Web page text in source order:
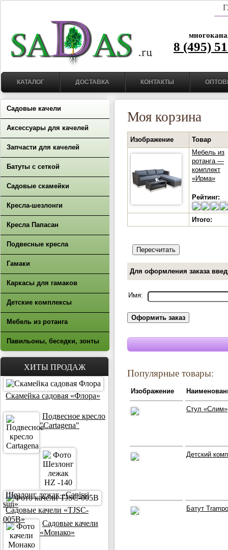
8 (495)
КАТАЛОГ ДОСТАВКА КОНТАКТЫ
Садовые качели
Аксессуары для качелей
Запчасти для качелей
Батуты с сеткой
Садовые скамейки
Кресла-шезлонги
Кресла Папасан
Подвесные кресла
Гамаки
Каркасы для гамаков
Детские комплексы
Мебель из ротанга
Павильоны, беседки, зонты
ХИТЫ ПРОДАЖ
Скамейка садовая «Флора»
Подвесное кресло
"Cartagena"
Шезлонг лежак «Capissi
sun»
Садовые качели «TJSC-
005B»
Садовые качели
«Монако»
Моя корзина
Изображение
Товар
Мебель из
ротанга —
комплект
«Ирма»
Рейтинг:
Итого:
Для оформления заказа
Имя:
Популярные товары:
Изображение
Стул «Слим»
Детский
Батут